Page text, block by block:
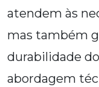
atendem às
mas também
durabilidade
abordagem